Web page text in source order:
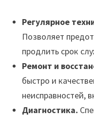
Регулярное
Позволяет
продлить срок
Ремонт и
быстро и
неисправностей,
Диагностика․